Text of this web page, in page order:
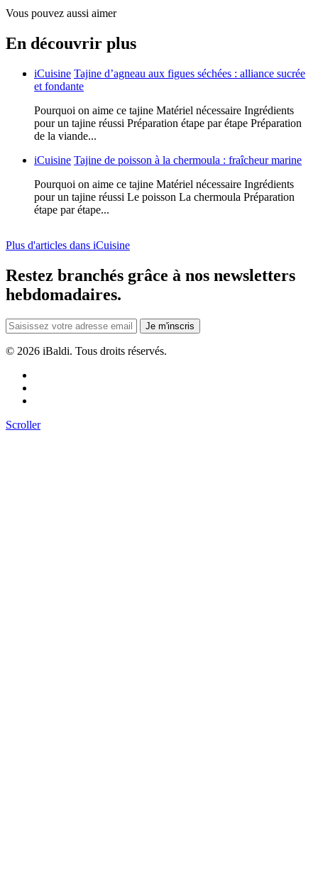
Vous pouvez aussi aimer
En découvrir plus
iCuisine Tajine d’agneau aux figues séchées : alliance sucrée
et fondante
Pourquoi on aime ce tajine Matériel nécessaire Ingrédients
pour un tajine réussi Préparation étape par étape Préparation
de la viande...
iCuisine Tajine de poisson à la chermoula : fraîcheur marine
Pourquoi on aime ce tajine Matériel nécessaire Ingrédients
pour un tajine réussi Le poisson La chermoula Préparation
étape par étape...
Plus d'articles dans iCuisine
Restez branchés grâce à nos newsletters
hebdomadaires.
Je m'inscris
© 2026 iBaldi. Tous droits réservés.
Scroller